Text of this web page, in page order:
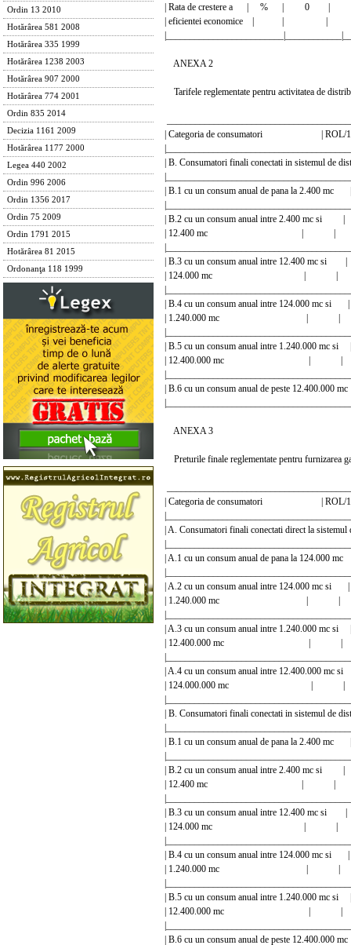
Ordin 13 2010
Hotărârea 581 2008
Hotărârea 335 1999
Hotărârea 1238 2003
Hotărârea 907 2000
Hotărârea 774 2001
Ordin 835 2014
Decizia 1161 2009
Hotărârea 1177 2000
Legea 440 2002
Ordin 996 2006
Ordin 1356 2017
Ordin 75 2009
Ordin 1791 2015
Hotărârea 81 2015
Ordonanţa 118 1999
| Rata de crestere a | % | 0 |
| eficientei economice | | |
ANEXA 2
Tarifele reglementate pentru activitatea de
| Categoria de consumatori | ROL/1000
| B. Consumatori finali conectati in
| B.1 cu un consum anual de pana la 2.400
| B.2 cu un consum anual intre 2.400 mc si
| 12.400 mc |
| B.3 cu un consum anual intre 12.400 mc
| 124.000 mc |
| B.4 cu un consum anual intre
| 1.240.000 mc |
| B.5 cu un consum anual intre
| 12.400.000 mc |
| B.6 cu un consum anual de peste
ANEXA 3
Preturile finale reglementate pentru furnizarea
| Categoria de consumatori | ROL/1000
| A. Consumatori finali conectati direct la
| A.1 cu un consum anual de pana la
| A.2 cu un consum anual intre
| 1.240.000 mc |
| A.3 cu un consum anual intre
| 12.400.000 mc |
| A.4 cu un consum anual intre
| 124.000.000 mc
| B. Consumatori finali conectati in
| B.1 cu un consum anual de pana la 2.400
| B.2 cu un consum anual intre 2.400 mc si
| 12.400 mc |
| B.3 cu un consum anual intre 12.400 mc
| 124.000 mc |
| B.4 cu un consum anual intre
| 1.240.000 mc |
| B.5 cu un consum anual intre
| 12.400.000 mc |
| B.6 cu un consum anual de peste